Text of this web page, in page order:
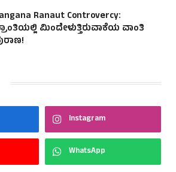
Ranaut Controvercy:
ಮಿಂದೇಳುತ್ತಿರುವಾಕೆಯ ವಾಂತಿ
Instagram
WhatsApp